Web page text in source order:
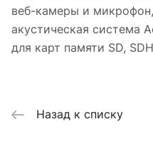
веб-камеры и
акустическая система
для карт памяти SD,
Назад к списку